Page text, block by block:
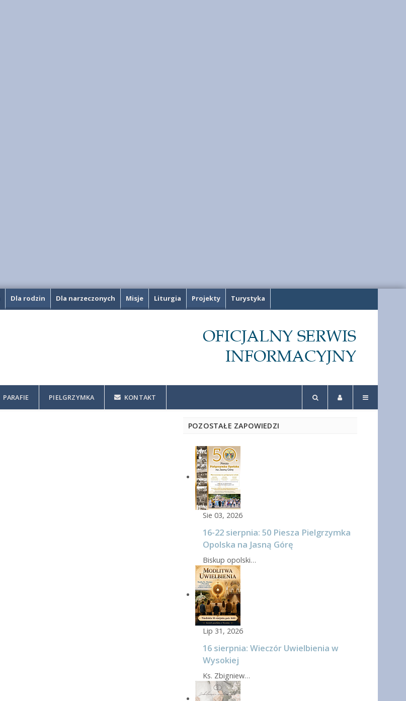
Dla rodzin Dla narzeczonych Misje Liturgia Projekty Turystyka
PARAFIE PIELGRZYMKA KONTAKT
POZOSTAŁE ZAPOWIEDZI
Sie 03, 2026
16-22 sierpnia: 50 Piesza Pielgrzymka
Opolska na Jasną Górę
Biskup opolski…
Lip 31, 2026
16 sierpnia: Wieczór Uwielbienia w
Wysokiej
Ks. Zbigniew…